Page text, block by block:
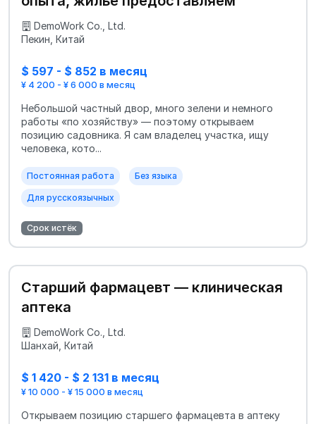
DemoWork Co., Ltd.
Пекин, Китай
$ 597 - $ 852 в месяц
¥ 4 200 - ¥ 6 000 в месяц
Небольшой частный двор, много зелени и немного
работы «по хозяйству» — поэтому открываем
позицию садовника. Я сам владелец участка, ищу
человека, кото...
Постоянная работа Без языка
Для русскоязычных
Срок истёк
Старший фармацевт — клиническая
аптека
DemoWork Co., Ltd.
Шанхай, Китай
$ 1 420 - $ 2 131 в месяц
¥ 10 000 - ¥ 15 000 в месяц
Открываем позицию старшего фармацевта в аптеку